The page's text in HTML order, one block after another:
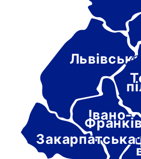
Івано-
Львівська
Закарпатська